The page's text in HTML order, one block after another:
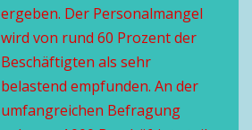
ergeben. Der Personalmangel
wird von rund 60 Prozent der
Beschäftigten als sehr
belastend empfunden. An der
umfangreichen Befragung